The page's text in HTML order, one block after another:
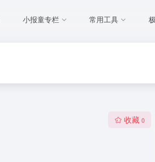
小报童专栏 常用工具
收藏 0